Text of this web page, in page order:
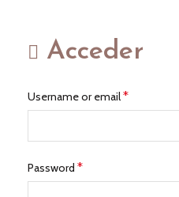
Acceder
Username or email*
Password *